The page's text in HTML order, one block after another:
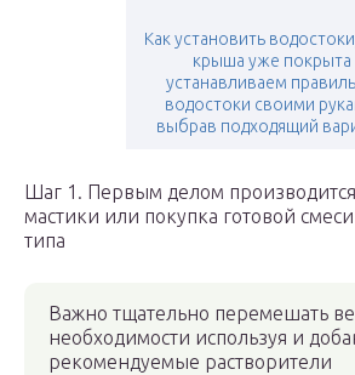
Как установить
крыша уже покрыта
устанавливаем
водостоки своими
выбрав подходящий
Шаг 1. Первым делом
мастики или покупка готовой
типа
Важно тщательно перемешать
необходимости используя и
рекомендуемые растворители